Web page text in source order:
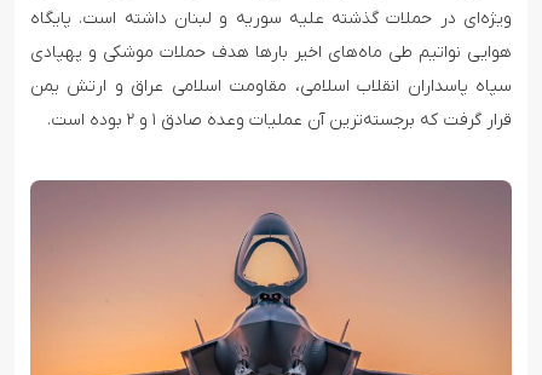
ویژه‌ای در حملات گذشته علیه سوریه و لبنان داشته است. پایگاه
هوایی نواتیم طی ماه‌های اخیر بارها هدف حملات موشکی و پهپادی
سپاه پاسداران انقلاب اسلامی، مقاومت اسلامی عراق و ارتش یمن
قرار گرفت که برجسته‌ترین آن عملیات وعده صادق ۱ و ۲ بوده است.